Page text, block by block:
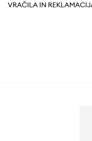
VRAČILA IN